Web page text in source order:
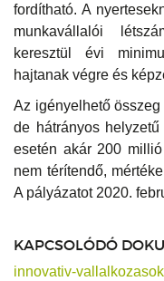
fordítható. A
munkavállalói
keresztül évi
hajtanak végre és
Az igényelhető
de hátrányos
esetén akár 200
nem térítendő,
A pályázatot 2020.
KAPCSOLÓDÓ
innovativ-